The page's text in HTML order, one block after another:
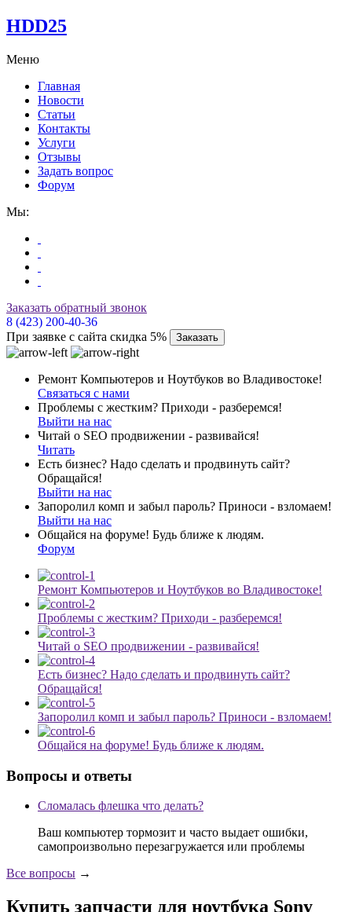
HDD25
Меню
Главная
Новости
Статьи
Контакты
Услуги
Отзывы
Задать вопрос
Форум
Мы:
Заказать обратный звонок
8 (423) 200-40-36
При заявке с сайта скидка 5%
Заказать
Ремонт Компьютеров и Ноутбуков во Владивостоке!
Связаться с нами
Проблемы с жестким? Приходи - разберемся!
Выйти на нас
Читай о SEO продвижении - развивайся!
Читать
Есть бизнес? Надо сделать и продвинуть сайт?
Обращайся!
Выйти на нас
Запоролил комп и забыл пароль? Приноси - взломаем!
Выйти на нас
Общайся на форуме! Будь ближе к людям.
Форум
Ремонт Компьютеров и Ноутбуков во Владивостоке!
Проблемы с жестким? Приходи - разберемся!
Читай о SEO продвижении - развивайся!
Есть бизнес? Надо сделать и продвинуть сайт?
Обращайся!
Запоролил комп и забыл пароль? Приноси - взломаем!
Общайся на форуме! Будь ближе к людям.
Вопросы и ответы
Сломалась флешка что делать?
Ваш компьютер тормозит и часто выдает ошибки,
самопроизвольно перезагружается или проблемы
Все вопросы →
Купить запчасти для ноутбука Sony